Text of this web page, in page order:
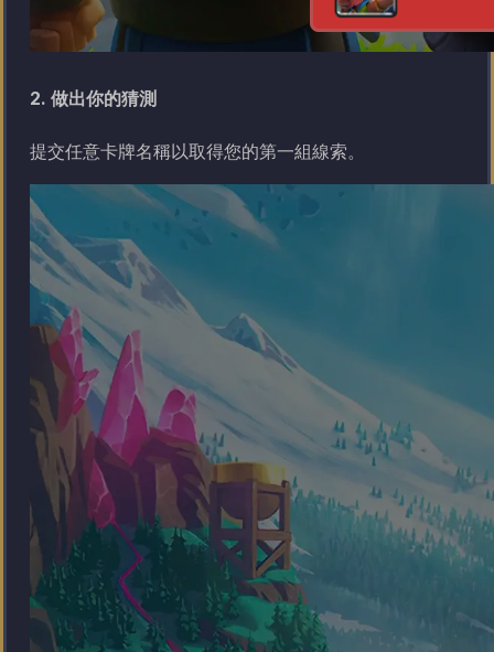
2. 做出你的猜測
提交任意卡牌名稱以取得您的第一組線索。